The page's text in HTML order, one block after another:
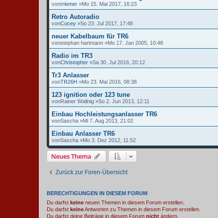
vonrriemer »Mo 15. Mai 2017, 16:23
Retro Autoradio
vonCocey »So 23. Jul 2017, 17:48
neuer Kabelbaum für TR6
vonstephan hartmann »Mo 17. Jan 2005, 10:48
Radio im TR3
vonChristopher »Sa 30. Jul 2016, 20:12
Tr3 Anlasser
vonTR26H »Mo 23. Mai 2016, 08:38
123 ignition oder 123 tune
vonRainer Wallnig »So 2. Jun 2013, 12:11
Einbau Hochleistungsanlasser TR6
vonSascha »Mi 7. Aug 2013, 21:02
Einbau Anlasser TR6
vonSascha »Mo 3. Dez 2012, 11:52
Neues Thema
Zurück zur Foren-Übersicht
BERECHTIGUNGEN IN DIESEM FORUM
Du darfst keine neuen Themen in diesem Forum erstellen.
Du darfst keineAntworten zu Themen in diesem Forum erstellen.
Du darfst deine Beiträge in diesem Forum nicht ändern.